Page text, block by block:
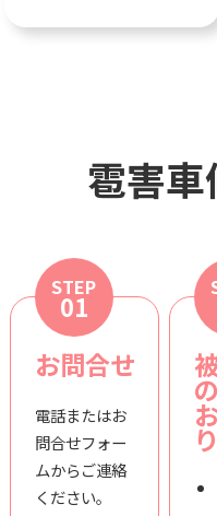
雹害
STEP
01
お問合せ
電話またはお
問合せフォー
ムからご連絡
ください。
り